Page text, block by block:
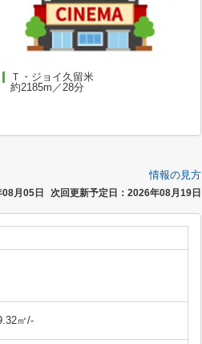
Ｔ・ジョイ久留米
約2185m／28分
情報の見方
月05日 次回更新予定日：2026年08月19日
㎡/-